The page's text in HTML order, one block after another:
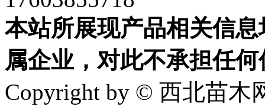
本站所展现产品相关信
属企业，对此不承担任
Copyright by © 西北苗木